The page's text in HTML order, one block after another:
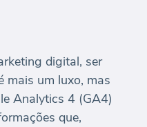
digital, ser
mais um luxo, mas
Analytics 4 (GA4)
que,